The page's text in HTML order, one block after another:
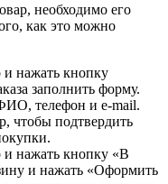
необходимо его
как это можно
нажать кнопку
заполнить форму.
телефон и e-mail.
чтобы подтвердить
нажать кнопку «В
и нажать «Оформить